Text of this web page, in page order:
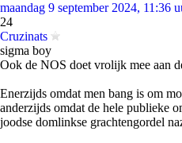
maandag 9 september 2024, 11:36
24
Cruzinats
sigma boy
Ook de NOS doet vrolijk mee aan
Enerzijds omdat men bang is om
anderzijds omdat de hele publieke
joodse domlinkse grachtengordel